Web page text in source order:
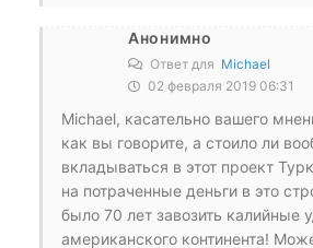
Анонимно
Ответ для Michael
02 февраля 2019 06:31
Michael, касательно вашего
как вы говорите, а стоило ли
вкладываться в этот проект
на потраченные деньги в это
было 70 лет завозить калийные
американского континента!